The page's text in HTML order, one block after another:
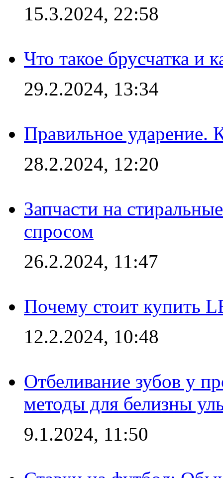
15.3.2024, 22:58
Что такое брусчатка и
29.2.2024, 13:34
Правильное ударение.
28.2.2024, 12:20
Запчасти на
спросом
26.2.2024, 11:47
Почему стоит купить
12.2.2024, 10:48
Отбеливание зубов у
методы для белизны
9.1.2024, 11:50